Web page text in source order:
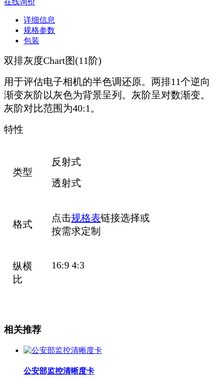
在线询价
详细信息
规格参数
包装
双排灰度Chart图(11阶)
用于评估电子相机的半色调还原。两排11个逆向
渐变灰阶以灰色为背景呈列。灰阶呈对数渐变。
灰阶对比范围为40:1。
特性
类型
反射式
透射式
格式
点击规格表链接选择或
按需求定制
纵横
比
16:9 4:3
相关推荐
公安部监控清晰度卡